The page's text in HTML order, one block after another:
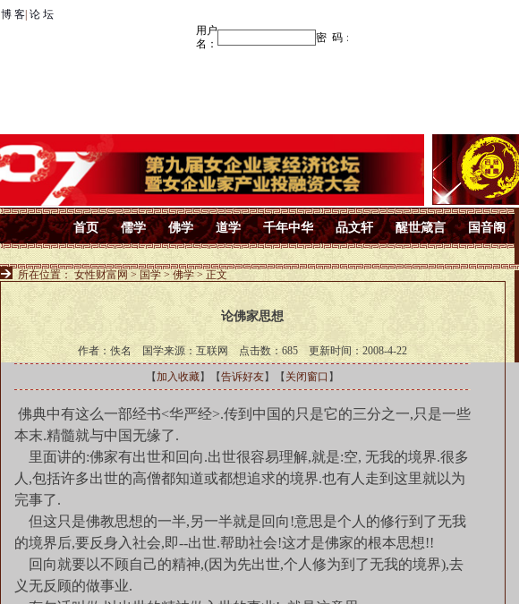
博 客 论 坛
首页 儒学 佛学 道学 千年中华 品文轩 醒世箴言 国音阁
所在位置： 女性财富网 > 国学> 佛学> 正文
论佛家思想
作者：佚名 国学来源：互联网 点击数：685 更新时间：2008-4-22
【加入收藏】【告诉好友】【 关闭窗口 】
佛典中有这么一部经书<华严经>.传到中国的只是它的三分之一,只是一些
本末.精髓就与中国无缘了.
里面讲的:佛家有出世和回向.出世很容易理解,就是:空, 无我的境界.很多
人,包括许多出世的高僧都知道或都想追求的境界.也有人走到这里就以为
完事了.
但这只是佛教思想的一半,另一半就是回向!意思是个人的修行到了无我
的境界后,要反身入社会,即--出世.帮助社会!这才是佛家的根本思想!!
回向就要以不顾自己的精神,(因为先出世,个人修为到了无我的境界),去
义无反顾的做事业.